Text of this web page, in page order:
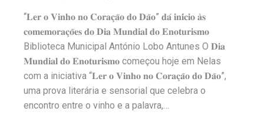
“𝐋𝐞𝐫 𝐨 𝐕𝐢𝐧𝐡𝐨 𝐧𝐨 𝐂𝐨𝐫𝐚𝐜̧𝐚̃𝐨 𝐝𝐨 𝐃𝐚̃𝐨” 𝐝𝐚́ 𝐢𝐧𝐢́𝐜𝐢𝐨 𝐚̀𝐬
𝐜𝐨𝐦𝐞𝐦𝐨𝐫𝐚𝐜̧𝐨̃𝐞𝐬 𝐝𝐨 𝐃𝐢𝐚 𝐌𝐮𝐧𝐝𝐢𝐚𝐥 𝐝𝐨 𝐄𝐧𝐨𝐭𝐮𝐫𝐢𝐬𝐦𝐨
Biblioteca Municipal António Lobo Antunes O 𝐃𝐢𝐚
𝐌𝐮𝐧𝐝𝐢𝐚𝐥 𝐝𝐨 𝐄𝐧𝐨𝐭𝐮𝐫𝐢𝐬𝐦𝐨 começou hoje em Nelas
com a iniciativa “𝐋𝐞𝐫 𝐨 𝐕𝐢𝐧𝐡𝐨 𝐧𝐨 𝐂𝐨𝐫𝐚𝐜̧𝐚̃𝐨 𝐝𝐨 𝐃𝐚̃𝐨”,
uma prova literária e sensorial que celebra o
encontro entre o vinho e a palavra,…